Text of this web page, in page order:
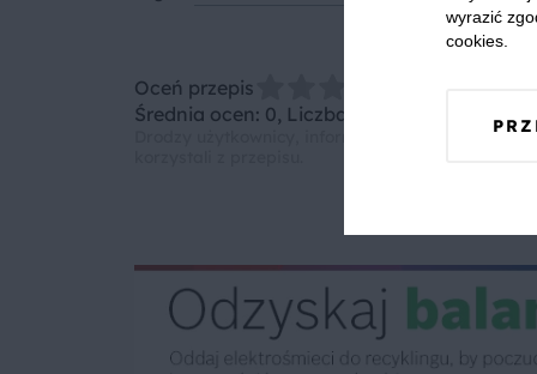
Oceń przepis
Średnia ocen: 0, Liczba ocen: 0
Drodzy użytkownicy, informujemy, że nie
wyrazić
cookies.